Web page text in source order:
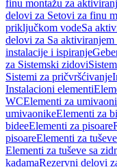
finu montažu za
delovi za Setovi za finu
priključkom vodeSa
delovi za Sa
instalacije i ispiranje
za Sistemski zidovi
Sistemi za pričvršćivanje
Instalacioni elementi
WCElementi za
umivaonikeElementi za
bideeElementi za pisoare
pisoareElementi za
Elementi za tuševe sa
kadamaRezervni delovi